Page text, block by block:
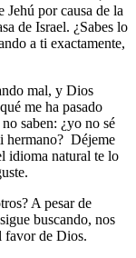
Jehú por causa de la
de Israel. ¿Sabes lo
a ti exactamente,
mal, y Dios
me ha pasado
saben: ¿yo no sé
hermano? Déjeme
idioma natural te lo
A pesar de
buscando, nos
favor de Dios.